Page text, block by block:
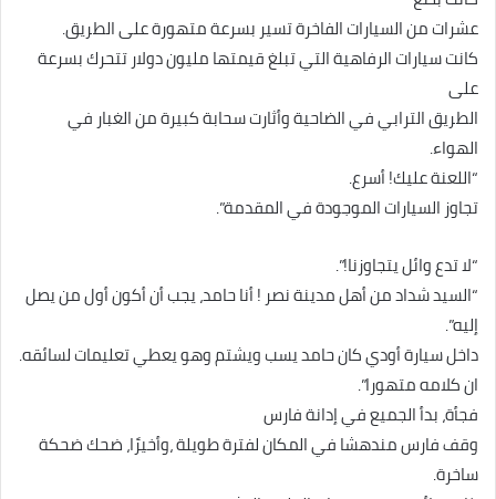
عشرات من السيارات الفاخرة تسير بسرعة متهورة على الطريق.
كانت سيارات الرفاهية التي تبلغ قيمتها مليون دولار تتحرك بسرعة
على
الطريق الترابي في الضاحية وأثارت سحابة كبيرة من الغبار في
الهواء.
“اللعنة عليك! أسرع.
تجاوز السيارات الموجودة في المقدمة”.
“لا تدع وائل يتجاوزنا!”.
“السيد شداد من أهل مدينة نصر ! أنا حامد، يجب أن أكون أول من يصل
إليه”.
داخل سيارة أودي كان حامد يسب ويشتم وهو يعطي تعليمات لسائقه.
ان كلامه متهورا”.
فجأة، بدأ الجميع في إدانة فارس
وقف فارس مندهشا في المكان لفترة طويلة ،وأخيرًا، ضحك ضحكة
ساخرة.